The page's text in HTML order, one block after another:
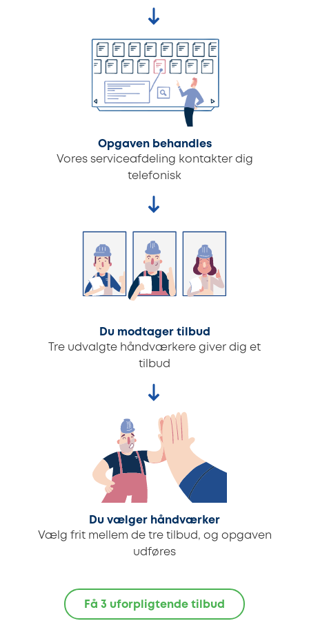
Opgaven behandles
Vores serviceafdeling kontakter dig
telefonisk
Du modtager tilbud
Tre udvalgte håndværkere giver dig et
tilbud
Du vælger håndværker
Vælg frit mellem de tre tilbud, og opgaven
udføres
Få 3 uforpligtende tilbud